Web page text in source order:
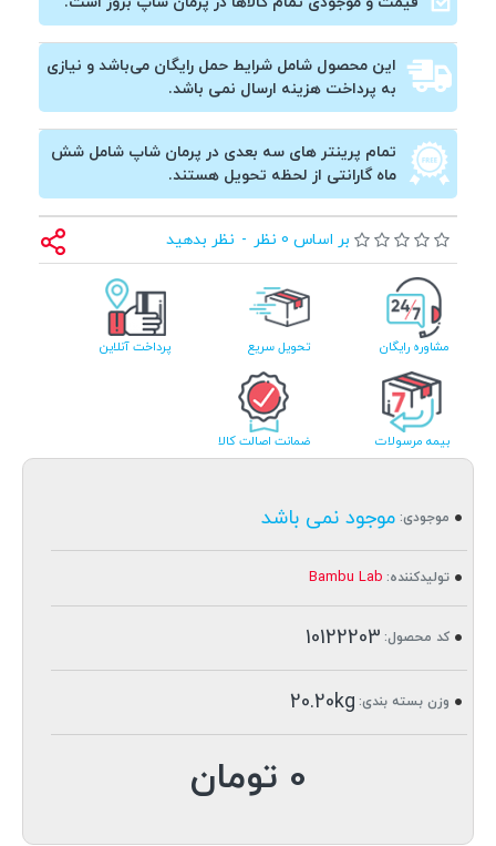
این محصول شامل شرایط حمل رایگان می‌باشد و نیازی
به پرداخت هزینه ارسال نمی باشد.
تمام پرینتر های سه بعدی در پرمان شاپ شامل شش
ماه گارانتی از لحظه تحویل هستند.
بر اساس 0 نظر - نظر بدهید
مشاوره رایگان تحویل سریع پرداخت آنلاین
بیمه مرسولات ضمانت اصالت کالا
0 تومان
موجودی: موجود نمی باشد
تولیدکننده: Bambu Lab
کد محصول: 10122203
وزن بسته بندی: 20.20kg